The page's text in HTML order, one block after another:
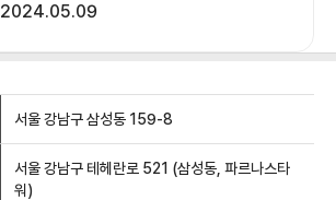
2024.05.09
서울 강남구 삼성동 159-8
서울 강남구 테헤란로 521 (삼성동, 파르나스타
워)